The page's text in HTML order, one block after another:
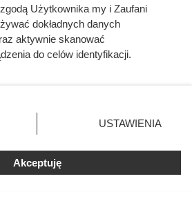
Użytkownika my i Zaufani
dokładnych danych
aktywnie skanować
do celów identyfikacji.
przycisk ustawień prywatności
dolnym rogu strony
danych nie wymagają zgody
prawo sprzeciwić się takiemu
będą miały zastosowania tylko
USTAWIENIA
Akceptuję